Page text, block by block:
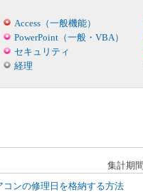
Access（一般機能）
PowerPoint（一般・VBA）
セキュリティ
経理
集計期
コンの修理日を格納する方法